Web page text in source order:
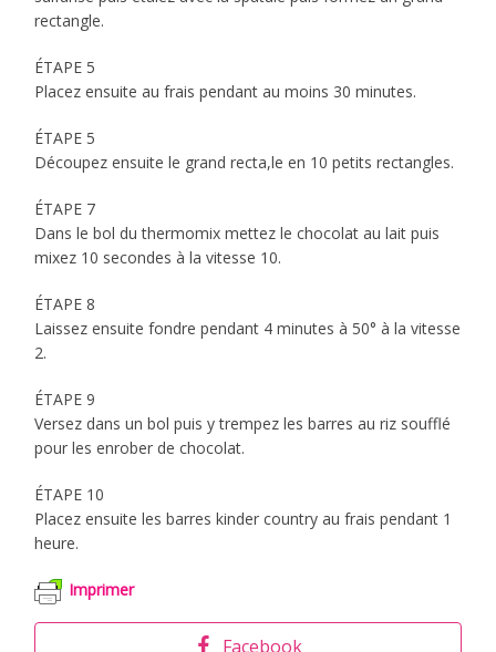
rectangle.
ÉTAPE 5
Placez ensuite au frais pendant au moins 30 minutes.
ÉTAPE 5
Découpez ensuite le grand recta,le en 10 petits rectangles.
ÉTAPE 7
Dans le bol du thermomix mettez le chocolat au lait puis
mixez 10 secondes à la vitesse 10.
ÉTAPE 8
Laissez ensuite fondre pendant 4 minutes à 50° à la vitesse
2.
ÉTAPE 9
Versez dans un bol puis y trempez les barres au riz soufflé
pour les enrober de chocolat.
ÉTAPE 10
Placez ensuite les barres kinder country au frais pendant 1
heure.
Imprimer
Facebook